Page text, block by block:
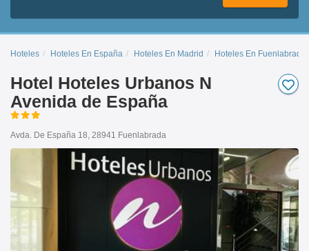
Hoteles Hoteles En España Hoteles En Madrid Hoteles En Fuenlabrada
Hotel Hoteles Urbanos N
Avenida de España
Avda. De España 18, 28941 Fuenlabrada